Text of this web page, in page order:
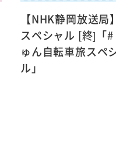
【NHK静岡放送局
スペシャル [終]「#
ゅん自転車旅スペ
ル」